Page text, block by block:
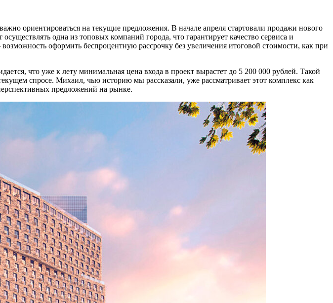
ориентироваться на текущие предложения. В начале апреля стартовали продажи нового
одна из топовых компаний города, что гарантирует качество сервиса и
оформить беспроцентную рассрочку без увеличения итоговой стоимости, как при
что уже к лету минимальная цена входа в проект вырастет до 5 200 000 рублей. Такой
спросе. Михаил, чью историю мы рассказали, уже рассматривает этот комплекс как
предложений на рынке.